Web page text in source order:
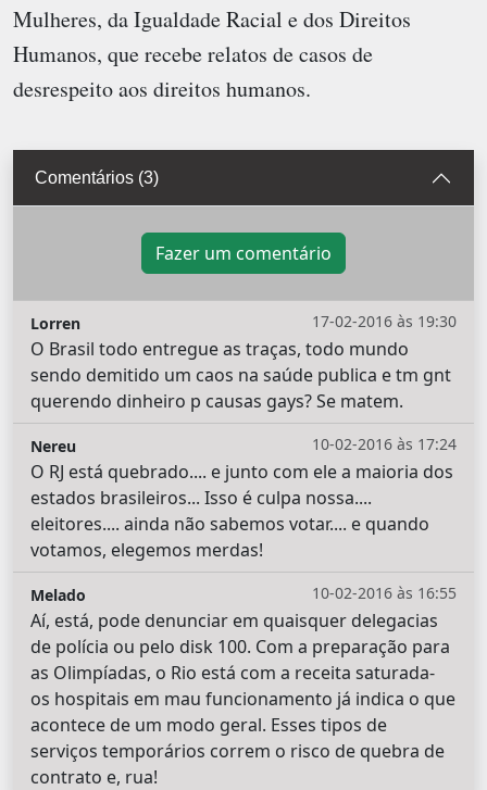
Mulheres, da Igualdade Racial e dos Direitos
Humanos, que recebe relatos de casos de
desrespeito aos direitos humanos.
Comentários (3)
Fazer um comentário
17-02-2016 às 19:30
Lorren
O Brasil todo entregue as traças, todo mundo
sendo demitido um caos na saúde publica e tm gnt
querendo dinheiro p causas gays? Se matem.
10-02-2016 às 17:24
Nereu
O RJ está quebrado.... e junto com ele a maioria dos
estados brasileiros... Isso é culpa nossa....
eleitores.... ainda não sabemos votar.... e quando
votamos, elegemos merdas!
10-02-2016 às 16:55
Melado
Aí, está, pode denunciar em quaisquer delegacias
de polícia ou pelo disk 100. Com a preparação para
as Olimpíadas, o Rio está com a receita saturada-
os hospitais em mau funcionamento já indica o que
acontece de um modo geral. Esses tipos de
serviços temporários correm o risco de quebra de
contrato e, rua!